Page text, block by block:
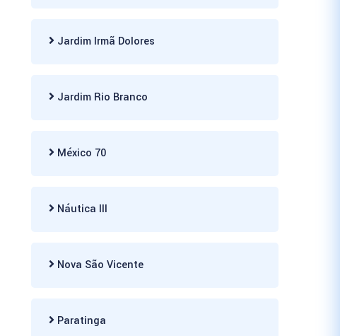
Jardim Irmã Dolores
Jardim Rio Branco
México 70
Náutica III
Nova São Vicente
Paratinga